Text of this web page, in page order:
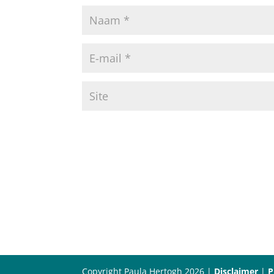
Copyright Paula Hertogh 2026 | Disclaimer |